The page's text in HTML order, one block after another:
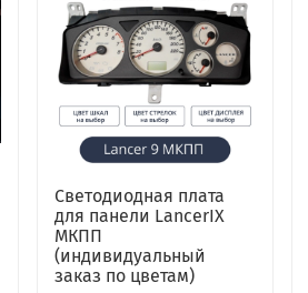
Светодиодная плата
для панели LancerIX
МКПП
(индивидуальный
заказ по цветам)